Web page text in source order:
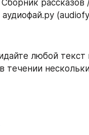
любой
течении